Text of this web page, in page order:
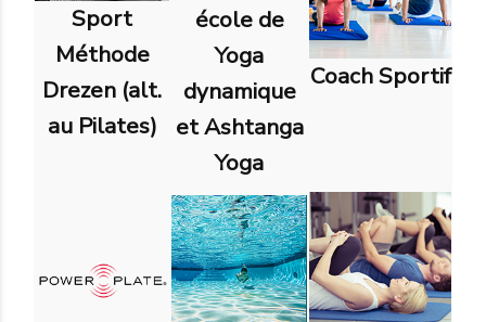
Sport
Méthode
Drezen (alt.
au Pilates)
école de
Yoga
dynamique
et Ashtanga
Yoga
Coach Sportif